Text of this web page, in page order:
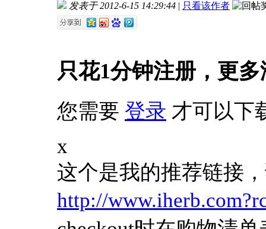
发表于 2012-6-15 14:29:44 | 只看该作者
只花1分钟注册，更
您需要 登录 才可以下
x
这个是我的推荐链接
http://